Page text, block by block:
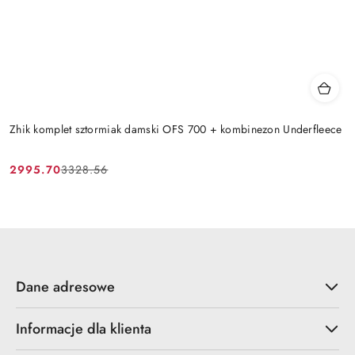
Zhik komplet sztormiak damski OFS 700 + kombinezon Underfleece
Cena
2995.70
Cena
3328.56
Dane adresowe
Informacje dla klienta